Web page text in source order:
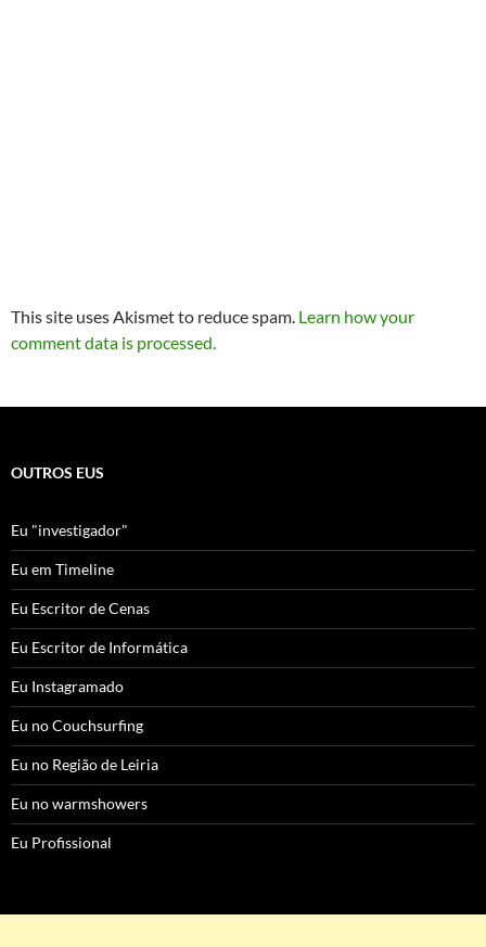
This site uses Akismet to reduce spam. Learn how your
comment data is processed.
OUTROS EUS
Eu "investigador"
Eu em Timeline
Eu Escritor de Cenas
Eu Escritor de Informática
Eu Instagramado
Eu no Couchsurfing
Eu no Região de Leiria
Eu no warmshowers
Eu Profissional